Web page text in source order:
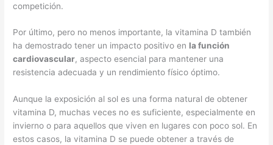
competición.
Por último, pero no menos importante, la vitamina D también
ha demostrado tener un impacto positivo en la función
cardiovascular, aspecto esencial para mantener una
resistencia adecuada y un rendimiento físico óptimo.
Aunque la exposición al sol es una forma natural de obtener
vitamina D, muchas veces no es suficiente, especialmente en
invierno o para aquellos que viven en lugares con poco sol. En
estos casos, la vitamina D se puede obtener a través de